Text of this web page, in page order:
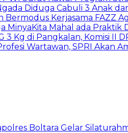
Diduga Cabuli 3 Anak
Bermodus Kerjasama FAZZ
MinyaKita Mahal ada Praktik
3 Kg di Pangkalan, Komisi II
Wartawan, SPRI Akan
Boltara Gelar